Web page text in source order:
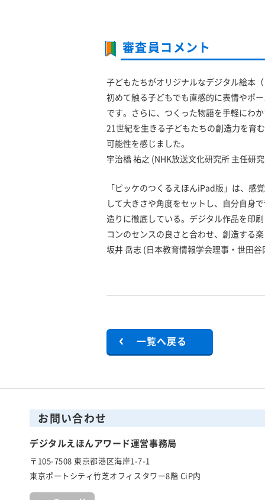
審査員コメント
子どもたちがオリジナルなデジタル絵本
初めて触る子どもでも直感的に表情やポ
です。さらに、つくった物語を手軽にわ
21世紀を生きる子どもたちの創造力を育
可能性を感じました。
宇治橋 祐之 (NHK放送文化研究所 主任研
「ピッケのつくるえほんiPad版」は、感
して大きさや角度をセットし、自分自身
造りに徹底している。デジタル作品を印
コンのセンスの良さと合わせ、創造する
坂井 岳志 (日本教育情報学会理事・世田
一覧へ戻る
お問い合わせ
デジタルえほんアワード運営事務局
〒105-7508 東京都港区海岸1-7-1
東京ポートシティ竹芝オフィスタワー8階 CiP内